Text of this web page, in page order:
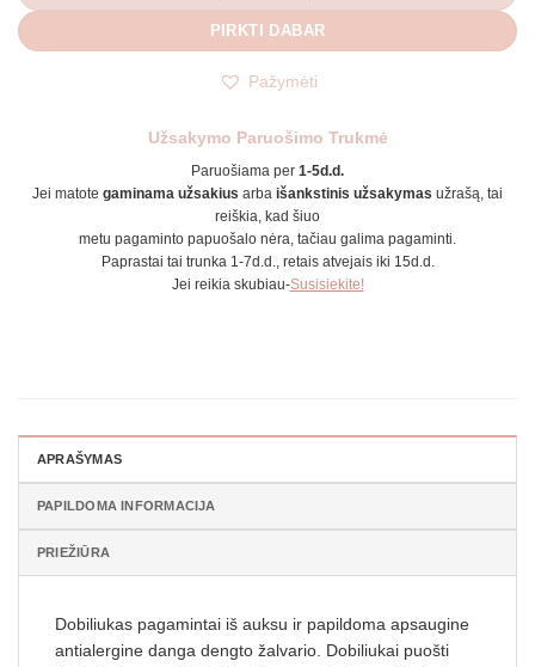
PIRKTI DABAR
Pažymėti
Užsakymo Paruošimo Trukmė
Paruošiama per 1-5d.d.
Jei matote gaminama užsakius arba išankstinis užsakymas užrašą, tai
reiškia, kad šiuo
metu pagaminto papuošalo nėra, tačiau galima pagaminti.
Paprastai tai trunka 1-7d.d., retais atvejais iki 15d.d.
Jei reikia skubiau-Susisiekite!
APRAŠYMAS
PAPILDOMA INFORMACIJA
PRIEŽIŪRA
Dobiliukas pagamintai iš auksu ir papildoma apsaugine
antialergine danga dengto žalvario. Dobiliukai puošti